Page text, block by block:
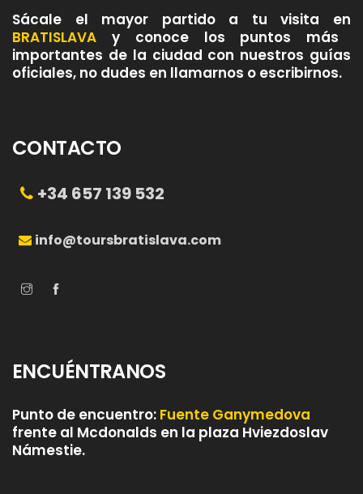
Sácale el mayor partido a tu visita en
BRATISLAVA y conoce los puntos más
importantes de la ciudad con nuestros guías
oficiales, no dudes en llamarnos o escribirnos.
CONTACTO
+34 657 139 532
info@toursbratislava.com
ENCUÉNTRANOS
Punto de encuentro: Fuente Ganymedova
frente al Mcdonalds en la plaza Hviezdoslav
Námestie.